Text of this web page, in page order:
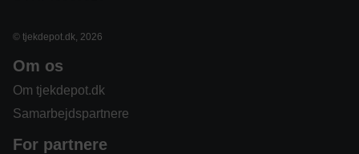
© tjekdepot.dk, 2026
Om os
Om tjekdepot.dk
Samarbejdspartnere
For partnere